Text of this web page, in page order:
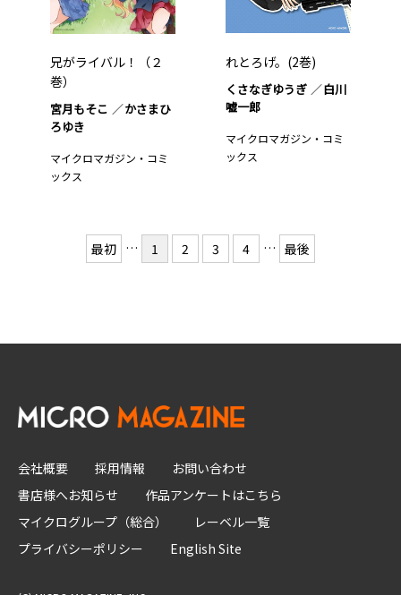
兄がライバル！（２
巻）
宮月もそこ
かさまひ
ろゆき
マイクロマガジン・コミ
ックス
れとろげ。(2巻)
くさなぎゆうぎ
白川
嘘一郎
マイクロマガジン・コミ
ックス
最初 … 1 2 3 4 … 最後
会社概要 採用情報
お問い合わせ
書店様へお知らせ
作品アンケートはこちら
マイクログループ（総合）
レーベル一覧
プライバシーポリシー
English Site